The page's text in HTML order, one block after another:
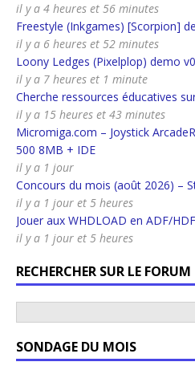
il y a 4 heures et 56 minutes
Freestyle (Inkgames) [Scorpion]
il y a 6 heures et 52 minutes
Loony Ledges (Pixelplop) demo
il y a 7 heures et 1 minute
Cherche ressources éducatives
il y a 15 heures et 43 minutes
Micromiga.com – Joystick
500 8MB + IDE
il y a 1 jour
Concours du mois (août 2026) –
il y a 1 jour et 5 heures
Jouer aux WHDLOAD en ADF/HDF
il y a 1 jour et 5 heures
RECHERCHER SUR LE FORUM
SONDAGE DU MOIS